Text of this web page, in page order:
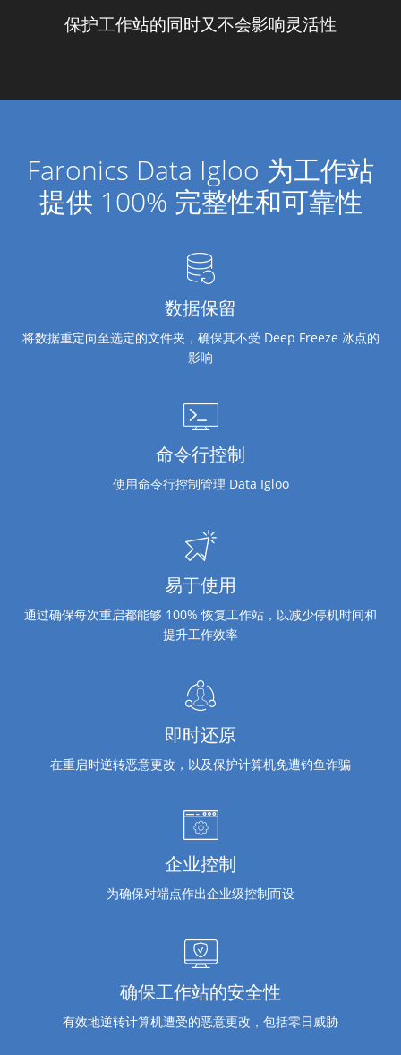
保护工作站的同时又不会影响灵活性
Faronics Data Igloo 为工作站
提供 100% 完整性和可靠性
数据保留
将数据重定向至选定的文件夹，确保其不受 Deep Freeze 冰点的
影响
命令行控制
使用命令行控制管理 Data Igloo
易于使用
通过确保每次重启都能够 100% 恢复工作站，以减少停机时间和
提升工作效率
即时还原
在重启时逆转恶意更改，以及保护计算机免遭钓鱼诈骗
企业控制
为确保对端点作出企业级控制而设
确保工作站的安全性
有效地逆转计算机遭受的恶意更改，包括零日威胁